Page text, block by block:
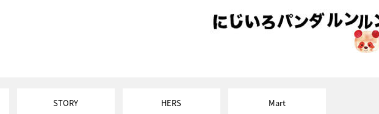
STORY HERS Mart